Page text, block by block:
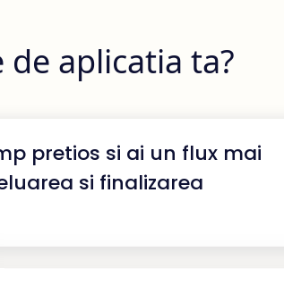
de aplicatia ta?
pretios si ai un flux mai
si finalizarea
prin butonul de panica si